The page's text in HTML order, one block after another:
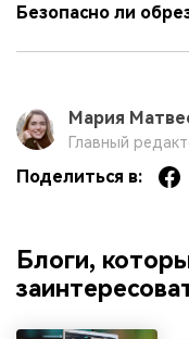
Безопасно ли
Мария
Главный
Поделиться в:
Блоги,